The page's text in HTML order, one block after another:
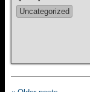
Uncategorized